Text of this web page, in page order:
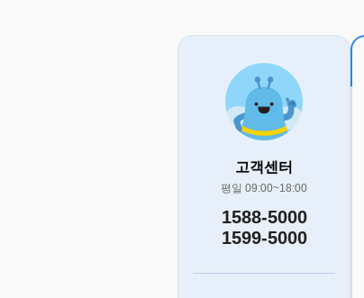
고객센터
평일 09:00~18:00
1588-5000
1599-5000